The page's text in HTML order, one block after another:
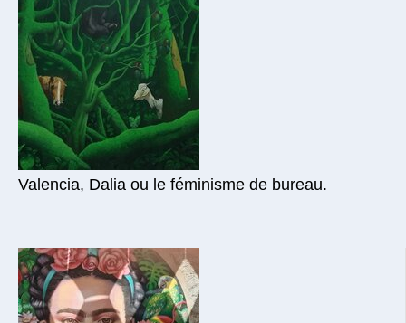
Valencia, Dalia ou le féminisme de bureau.